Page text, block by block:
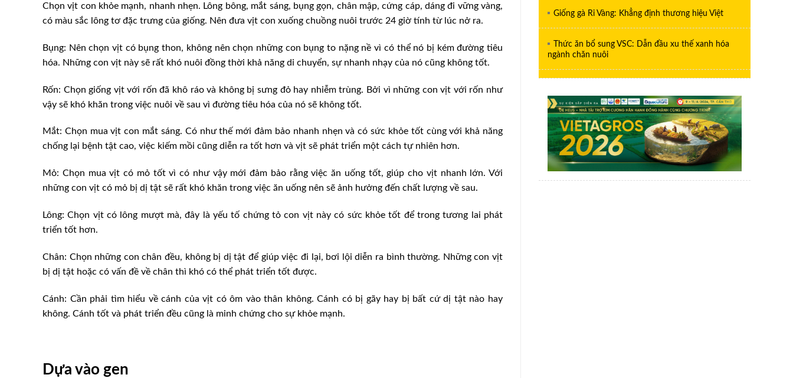
Chọn vịt con khỏe mạnh, nhanh nhẹn. Lông bông, mắt sáng, bụng gọn, chân mập, cứng cáp, dáng đi vững vàng,
có màu sắc lông tơ đặc trưng của giống. Nên đưa vịt con xuống chuồng nuôi trước 24 giờ tính từ lúc nở ra.
Bụng: Nên chọn vịt có bụng thon, không nên chọn những con bụng to nặng nề vì có thể nó bị kém đường tiêu
hóa. Những con vịt này sẽ rất khó nuôi đồng thời khả năng di chuyển, sự nhanh nhạy của nó cũng không tốt.
Rốn: Chọn giống vịt với rốn đã khô ráo và không bị sưng đỏ hay nhiễm trùng. Bởi vì những con vịt với rốn như
vậy sẽ khó khăn trong việc nuôi về sau vì đường tiêu hóa của nó sẽ không tốt.
Mắt: Chọn mua vịt con mắt sáng. Có như thế mới đảm bảo nhanh nhẹn và có sức khỏe tốt cùng với khả năng
chống lại bệnh tật cao, việc kiếm mồi cũng diễn ra tốt hơn và vịt sẽ phát triển một cách tự nhiên hơn.
Mỏ: Chọn mua vịt có mỏ tốt vì có như vậy mới đảm bảo rằng việc ăn uống tốt, giúp cho vịt nhanh lớn. Với
những con vịt có mỏ bị dị tật sẽ rất khó khăn trong việc ăn uống nên sẽ ảnh hưởng đến chất lượng về sau.
Lông: Chọn vịt có lông mượt mà, đây là yếu tố chứng tỏ con vịt này có sức khỏe tốt để trong tương lai phát
triển tốt hơn.
Chân: Chọn những con chân đều, không bị dị tật để giúp việc đi lại, bơi lội diễn ra bình thường. Những con vịt
bị dị tật hoặc có vấn đề về chân thì khó có thể phát triển tốt được.
Cánh: Cần phải tìm hiểu về cánh của vịt có ôm vào thân không. Cánh có bị gãy hay bị bất cứ dị tật nào hay
không. Cánh tốt và phát triển đều cũng là minh chứng cho sự khỏe mạnh.
Dựa vào gen
Giống gà Ri Vàng: Khẳng định thương hiệu Việt
Thức ăn bổ sung VSC: Dẫn đầu xu thế xanh hóa
ngành chăn nuôi